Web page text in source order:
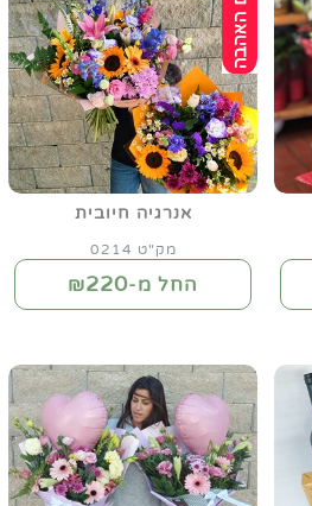
אנרגיה חיובית
מק"ט 0214
החל מ-₪220